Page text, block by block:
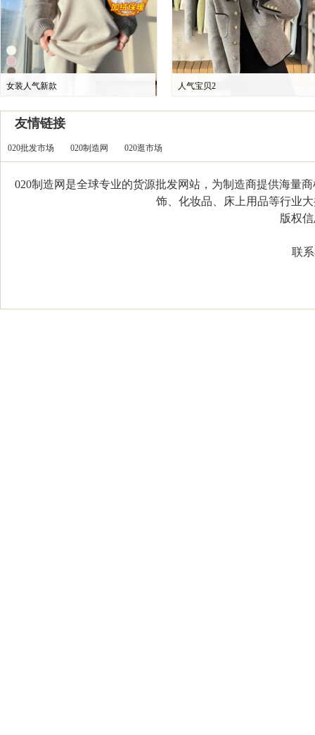
女装人气新款 人气宝贝2
友情链接
020批发市场 020制造网 020逛市场
020制造网是全球专业的货源批发网站，为制造商提供海量
饰、化妆品、床上用品等行业
版权信
联